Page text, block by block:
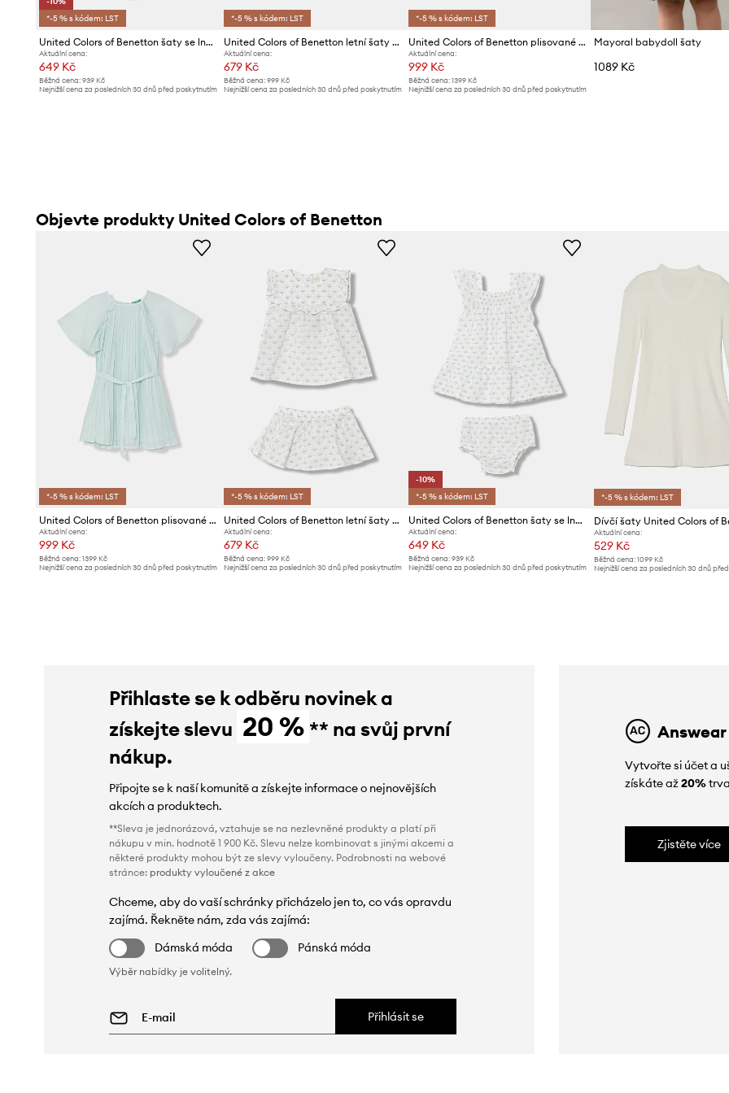
*-5 % s kódem: LST
United Colors of Benetton šaty se lnem
Aktuální cena:
649 Kč
Běžná cena: 939 Kč
Nejnižší cena za posledních 30 dnů před poskytnutím
*-5 % s kódem: LST
United Colors of Benetton letní šaty se lnem
Aktuální cena:
679 Kč
Běžná cena:999 Kč
Nejnižší cena za posledních 30 dnů před poskytnutím
*-5 % s kódem: LST
United Colors of Benetton plisované šaty
Aktuální cena:
999 Kč
Běžná cena: 1399 Kč
Nejnižší cena za posledních 30 dnů před poskytnutím
Mayoral babydoll šaty
1089 Kč
Objevte produkty United Colors of Benetton
*-5 % s kódem: LST
United Colors of Benetton plisované šaty
Aktuální cena:
999 Kč
Běžná cena: 1399 Kč
Nejnižší cena za posledních 30 dnů před poskytnutím
*-5 % s kódem: LST
United Colors of Benetton letní šaty se lnem
Aktuální cena:
679 Kč
Běžná cena:999 Kč
Nejnižší cena za posledních 30 dnů před poskytnutím
-10%
*-5 % s kódem: LST
United Colors of Benetton šaty se lnem
Aktuální cena:
649 Kč
Běžná cena: 939 Kč
Nejnižší cena za posledních 30 dnů před poskytnutím
*-5 % s kódem: LST
Dívčí šaty United Colors of
Aktuální cena:
529 Kč
Běžná cena: 1099 Kč
Nejnižší cena za posledních 30 dnů
Přihlaste se k odběru novinek a
získejte slevu 20 % ** na svůj první
nákup.
Připojte se k naší komunitě a získejte informace o nejnovějších
akcích a produktech.
**Sleva je jednorázová, vztahuje se na nezlevněné produkty a platí při
nákupu v min. hodnotě 1 900 Kč. Slevu nelze kombinovat s jinými akcemi a
některé produkty mohou být ze slevy vyloučeny. Podrobnosti na webové
stránce: produkty vyloučené z akce
Chceme, aby do vaší schránky přicházelo jen to, co vás opravdu
zajímá. Řekněte nám, zda vás zajímá:
Dámská móda
Pánská móda
Výběr nabídky je volitelný.
Přihlásit se
Vytvořte si účet a
získáte až20%
Zjistěte více